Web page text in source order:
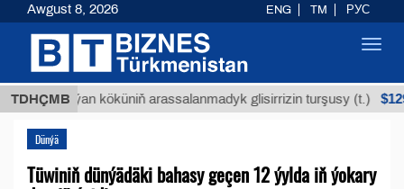
TDHÇMB
Buýan köküniň arassalanmadyk glisirrizin turşusy (t.) $12935,18
Dünýä
Tüwiniň dünýädäki bahasy geçen 12 ýylda iň ýokary
Awgust 8, 2026 ENG TM РУС